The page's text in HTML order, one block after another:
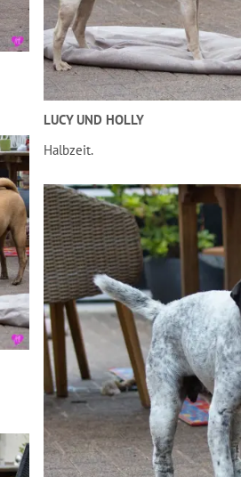
LUCY UND HOLLY
Halbzeit.